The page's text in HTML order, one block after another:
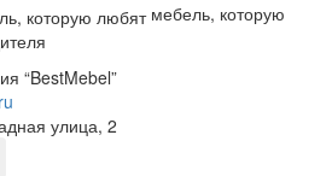
мебель, которую
“BestMebel”
улица, 2